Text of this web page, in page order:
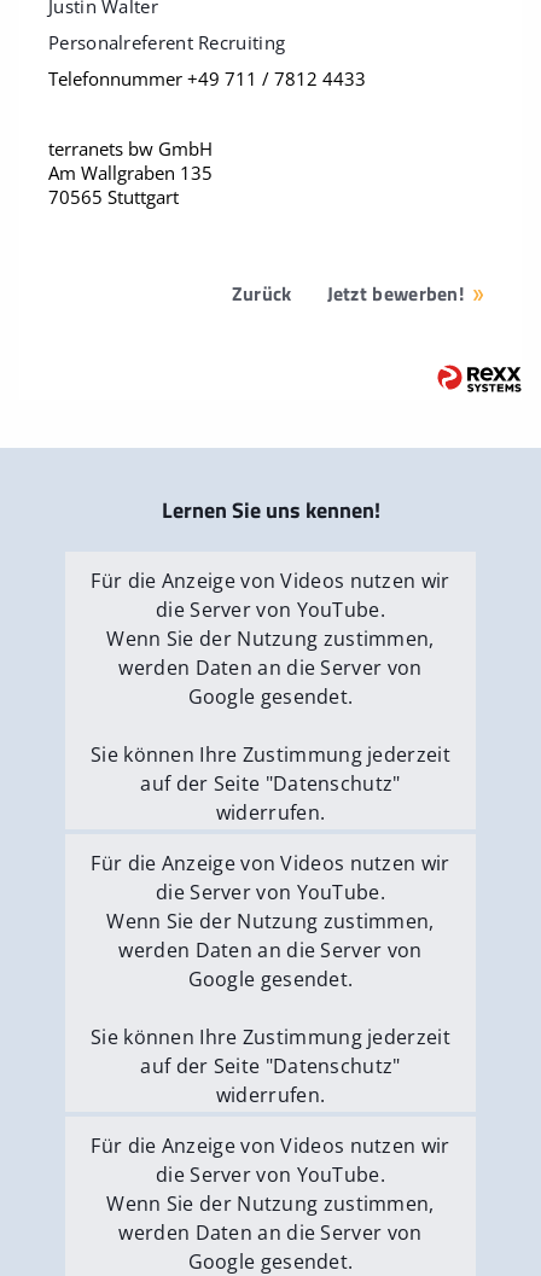
Justin Walter
Personalreferent Recruiting
Telefonnummer +49 711 / 7812 4433
terranets bw GmbH
Am Wallgraben 135
70565 Stuttgart
Zurück Jetzt bewerben!
Lernen Sie uns kennen!
Für die Anzeige von Videos nutzen wir
die Server von YouTube.
Wenn Sie der Nutzung zustimmen,
werden Daten an die Server von
Google gesendet.
Sie können Ihre Zustimmung jederzeit
auf der Seite "Datenschutz"
widerrufen.
Externe Medien erlauben
Für die Anzeige von Videos nutzen wir
die Server von YouTube.
Wenn Sie der Nutzung zustimmen,
werden Daten an die Server von
Google gesendet.
Sie können Ihre Zustimmung jederzeit
auf der Seite "Datenschutz"
widerrufen.
Externe Medien erlauben
Für die Anzeige von Videos nutzen wir
die Server von YouTube.
Wenn Sie der Nutzung zustimmen,
werden Daten an die Server von
Google gesendet.